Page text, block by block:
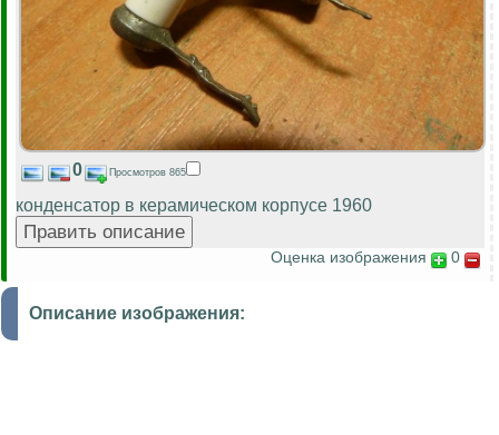
0 Просмотров 865
конденсатор в керамическом корпусе 1960
Оценка изображения 0
Описание изображения: